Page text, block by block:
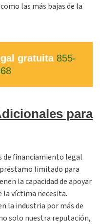
las más bajas de la
gratuita 855-
para
de financiamiento legal
limitado para
la capacidad de apoyar
la víctima necesita.
la industria por más de
solo nuestra reputación,